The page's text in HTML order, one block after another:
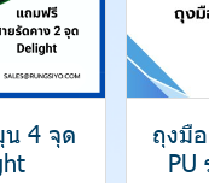
4 จุด
ถุงมื
PU